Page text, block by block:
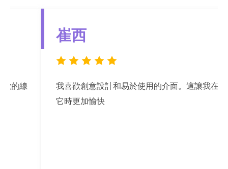
我喜歡創意設計和易於使用的介面。這讓我在使用
它時更加愉快